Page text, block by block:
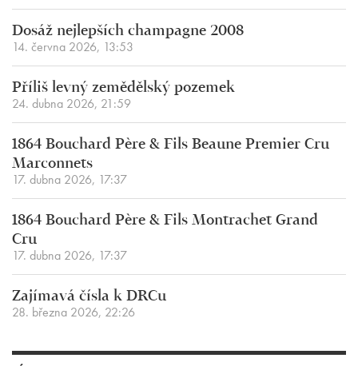
Dosáž nejlepších champagne 2008
14. června 2026, 13:53
Příliš levný zemědělský pozemek
24. dubna 2026, 21:59
1864 Bouchard Père & Fils Beaune Premier Cru
Marconnets
17. dubna 2026, 17:37
1864 Bouchard Père & Fils Montrachet Grand
Cru
17. dubna 2026, 17:37
Zajímavá čísla k DRCu
28. března 2026, 22:26